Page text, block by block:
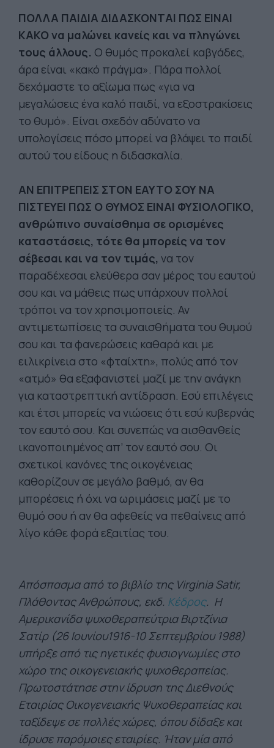
ΠΟΛΛΑ ΠΑΙΔΙΑ ΔΙΔΑΣΚΟΝΤΑΙ ΠΩΣ ΕΙΝΑΙ
ΚΑΚΟ να μαλώνει κανείς και να πληγώνει
τους άλλους. Ο θυμός προκαλεί καβγάδες,
άρα είναι «κακό πράγμα». Πάρα πολλοί
δεχόμαστε το αξίωμα πως «για να
μεγαλώσεις ένα καλό παιδί, να εξοστρακίσεις
το θυμό». Είναι σχεδόν αδύνατο να
υπολογίσεις πόσο μπορεί να βλάψει το παιδί
αυτού του είδους η διδασκαλία.
ΑΝ ΕΠΙΤΡΕΠΕΙΣ ΣΤΟΝ ΕΑΥΤΟ ΣΟΥ ΝΑ
ΠΙΣΤΕΥΕΙ ΠΩΣ Ο ΘΥΜΟΣ ΕΙΝΑΙ ΦΥΣΙΟΛΟΓΙΚΟ,
ανθρώπινο συναίσθημα σε ορισμένες
καταστάσεις, τότε θα μπορείς να τον
σέβεσαι και να τον τιμάς, να τον
παραδέχεσαι ελεύθερα σαν μέρος του εαυτού
σου και να μάθεις πως υπάρχουν πολλοί
τρόποι να τον χρησιμοποιείς. Αν
αντιμετωπίσεις τα συναισθήματα του θυμού
σου και τα φανερώσεις καθαρά και με
ειλικρίνεια στο «φταίχτη», πολύς από τον
«ατμό» θα εξαφανιστεί μαζί με την ανάγκη
για καταστρεπτική αντίδραση. Εσύ επιλέγεις
και έτσι μπορείς να νιώσεις ότι εσύ κυβερνάς
τον εαυτό σου. Και συνεπώς να αισθανθείς
ικανοποιημένος απ’ τον εαυτό σου. Οι
σχετικοί κανόνες της οικογένειας
καθορίζουν σε μεγάλο βαθμό, αν θα
μπορέσεις ή όχι να ωριμάσεις μαζί με το
θυμό σου ή αν θα αφεθείς να πεθαίνεις από
λίγο κάθε φορά εξαιτίας του.
Απόσπασμα από το βιβλίο της Virginia Satir,
Πλάθοντας Ανθρώπους, εκδ. Κέδρος. Η
Αμερικανίδα ψυχοθεραπεύτρια Βιρτζίνια
Σατίρ (26 Ιουνίου1916-10 Σεπτεμβρίου 1988)
υπήρξε από τις ηγετικές φυσιογνωμίες στο
χώρο της οικογενειακής ψυχοθεραπείας.
Πρωτοστάτησε στην ίδρυση της Διεθνούς
Εταιρίας Οικογενειακής Ψυχοθεραπείας και
ταξίδεψε σε πολλές χώρες, όπου δίδαξε και
ίδρυσε παρόμοιες εταιρίες. Ήταν μία από